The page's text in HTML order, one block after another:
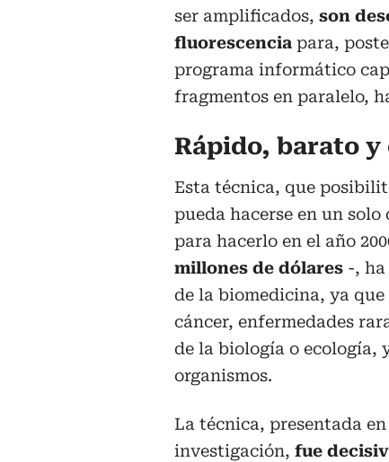
ser amplificados, son
fluorescencia para,
programa informático
fragmentos en paralelo,
Rápido, barato y
Esta técnica, que
pueda hacerse en un
para hacerlo en el año
millones de dólares -,
de la biomedicina, ya
cáncer, enfermedades
de la biología o ecología,
organismos.
La técnica, presentada
investigación, fue